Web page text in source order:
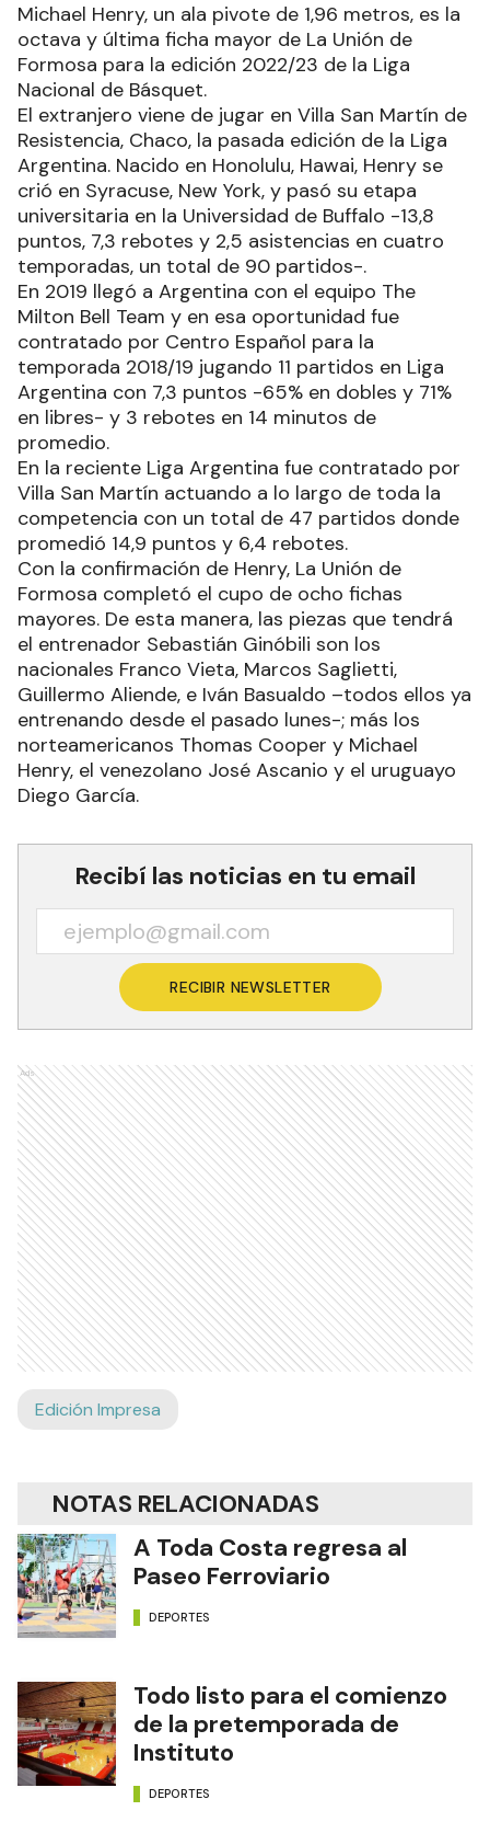
Michael Henry, un ala pivote de 1,96 metros, es la
octava y última ficha mayor de La Unión de
Formosa para la edición 2022/23 de la Liga
Nacional de Básquet.
El extranjero viene de jugar en Villa San Martín de
Resistencia, Chaco, la pasada edición de la Liga
Argentina. Nacido en Honolulu, Hawai, Henry se
crió en Syracuse, New York, y pasó su etapa
universitaria en la Universidad de Buffalo -13,8
puntos, 7,3 rebotes y 2,5 asistencias en cuatro
temporadas, un total de 90 partidos-.
En 2019 llegó a Argentina con el equipo The
Milton Bell Team y en esa oportunidad fue
contratado por Centro Español para la
temporada 2018/19 jugando 11 partidos en Liga
Argentina con 7,3 puntos -65% en dobles y 71%
en libres- y 3 rebotes en 14 minutos de
promedio.
En la reciente Liga Argentina fue contratado por
Villa San Martín actuando a lo largo de toda la
competencia con un total de 47 partidos donde
promedió 14,9 puntos y 6,4 rebotes.
Con la confirmación de Henry, La Unión de
Formosa completó el cupo de ocho fichas
mayores. De esta manera, las piezas que tendrá
el entrenador Sebastián Ginóbili son los
nacionales Franco Vieta, Marcos Saglietti,
Guillermo Aliende, e Iván Basualdo –todos ellos ya
entrenando desde el pasado lunes-; más los
norteamericanos Thomas Cooper y Michael
Henry, el venezolano José Ascanio y el uruguayo
Diego García.
Recibí las noticias en tu email
RECIBIR NEWSLETTER
Ads
Edición Impresa
NOTAS RELACIONADAS
A Toda Costa regresa al
Paseo Ferroviario
DEPORTES
Todo listo para el comienzo
de la pretemporada de
Instituto
DEPORTES